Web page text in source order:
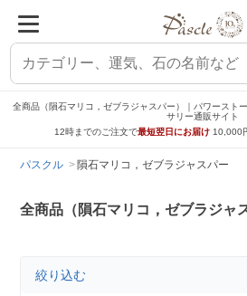
全商品（隕石マリコ，ゼブラジャスパー）｜パワースト
サリー通販サイト
12時までのご注文で最短翌日にお届け 10,000
パスクル 隕石マリコ，ゼブラジャスパー
全商品（隕石マリコ，ゼブラジャ
絞り込む